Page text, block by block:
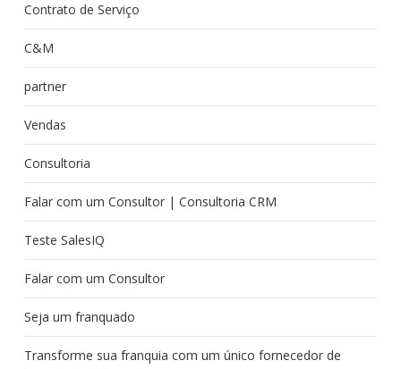
Contrato de Serviço
C&M
partner
Vendas
Consultoria
Falar com um Consultor | Consultoria CRM
Teste SalesIQ
Falar com um Consultor
Seja um franquado
Transforme sua franquia com um único fornecedor de